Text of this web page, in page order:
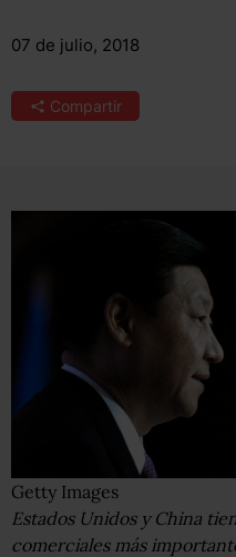
07 de julio, 2018
Compartir
Getty Images
Estados Unidos y China
comerciales más